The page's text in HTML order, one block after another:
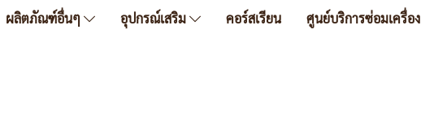
ผลิตภัณฑ์อื่นๆ อุปกรณ์เสริม คอร์สเรียน ศูนย์บริการซ่อมเครื่อง